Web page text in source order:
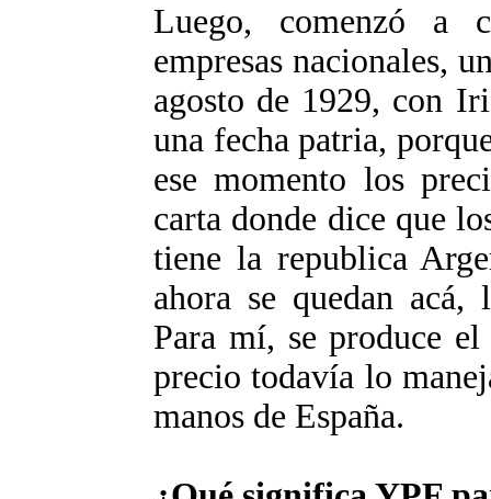
Luego, comenzó a
empresas nacionales,
agosto de 1929, con
una fecha patria,
ese momento los
carta donde dice que
tiene la republica
ahora se quedan
Para mí, se produce
precio todavía lo
manos de España.